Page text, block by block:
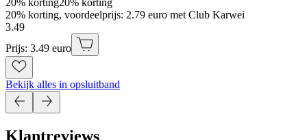
20% korting20% korting
20% korting, voordeelprijs: 2.79 euro met Club Karwei
3.49
Prijs: 3.49 euro
Bekijk alles in opsluitband
Klantreviews